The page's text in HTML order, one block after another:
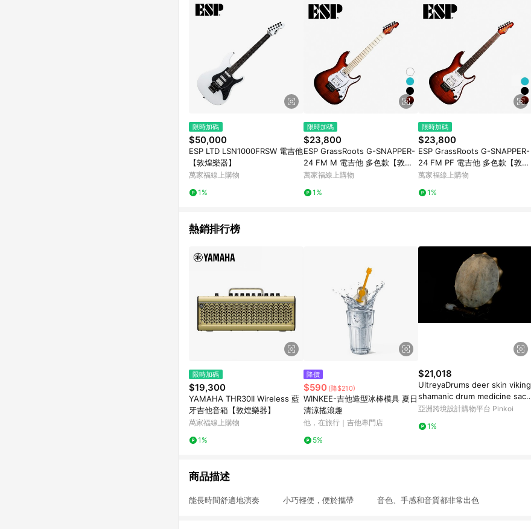
限時加碼
$50,000
ESP LTD LSN1000FRSW 電吉他
【敦煌樂器】
萬家福線上購物
1%
限時加碼
$23,800
ESP GrassRoots G-SNAPPER-
24 FM M 電吉他 多色款【敦煌
樂器】
萬家福線上購物
1%
限時加碼
$23,800
ESP GrassRoots G-SNAPPER-
24 FM PF 電吉他 多色款【敦煌
樂器】
萬家福線上購物
1%
熱銷排行榜
限時加碼
$19,300
YAMAHA THR30II Wireless 藍
牙吉他音箱【敦煌樂器】
萬家福線上購物
1%
降價
$590 (降$210)
WINKEE-吉他造型冰棒模具 夏日
清涼搖滾趣
他，在旅行｜吉他專門店
5%
$21,018
UltreyaDrums deer skin viking
shamanic drum medicine sacr
ed
亞洲跨境設計購物平台 Pinkoi
1%
商品描述
能長時間舒適地演奏 小巧輕便，便於攜帶 音色、手感和音質都非常出色